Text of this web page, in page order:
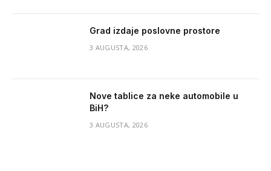
Grad izdaje poslovne prostore
3 AUGUSTA, 2026
Nove tablice za neke automobile u
BiH?
3 AUGUSTA, 2026